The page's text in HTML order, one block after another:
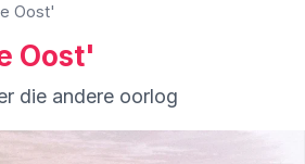
Oost'
Oost'
die andere oorlog